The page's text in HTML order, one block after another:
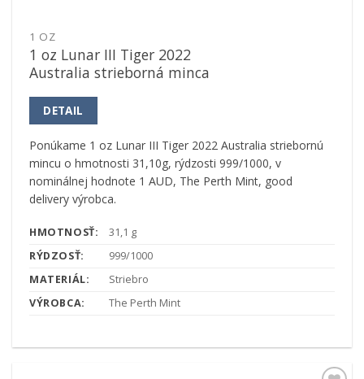
1 OZ
1 oz Lunar III Tiger 2022
Australia strieborná minca
DETAIL
Ponúkame 1 oz Lunar III Tiger 2022 Australia striebornú
mincu o hmotnosti 31,10g, rýdzosti 999/1000, v
nominálnej hodnote 1 AUD, The Perth Mint, good
delivery výrobca.
HMOTNOSŤ:
31,1 g
RÝDZOSŤ:
999/1000
MATERIÁL:
Striebro
VÝROBCA:
The Perth Mint